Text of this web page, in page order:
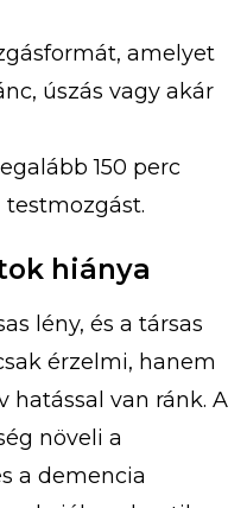
amelyet
úszás vagy akár
150 perc
hiánya
lény, és a társas
érzelmi, hanem
hatással van ránk. A
növeli a
a demencia